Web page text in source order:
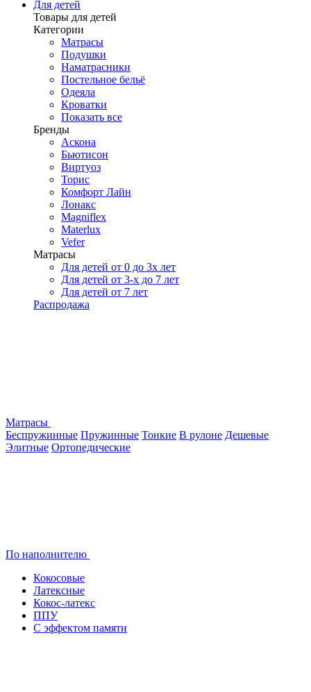
Для детей
Товары для детей
Категории
Матрасы
Подушки
Наматрасники
Постельное бельё
Одеяла
Кроватки
Показать все
Бренды
Аскона
Бьютисон
Виртуоз
Торис
Комфорт Лайн
Лонакс
Magniflex
Materlux
Vefer
Матрасы
Для детей от 0 до 3х лет
Для детей от 3-х до 7 лет
Для детей от 7 лет
Распродажа
Матрасы
Беспружинные Пружинные Тонкие В рулоне Дешевые
Элитные Ортопедические
По наполнителю
Кокосовые
Латексные
Кокос-латекс
ППУ
С эффектом памяти